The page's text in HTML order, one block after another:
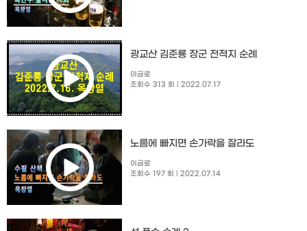
광교산 김준룡 장군 전적지 순례
이금로
조회수 313 회
| 2022.07.17
노름에 빠지면 손가락을 잘라도
이금로
조회수 197 회
| 2022.07.14